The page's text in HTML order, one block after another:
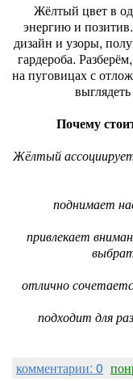
Жёлтый цвет в
энергию и
дизайн и узоры,
гардероба.
на пуговицах с
Почему
Жёлтый
поднимает
привлекает
отлично
подходит для
комментарии: 0